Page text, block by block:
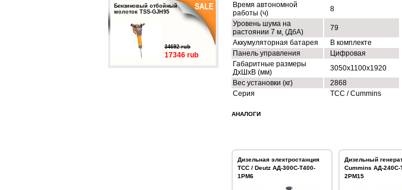
Бензиновый отбойный
молоток TSS-GJH95
34692 rub
17346 rub
Время автономной
работы (ч)
8
Уровень шума на
растоянии 7 м, (ДбА)
79
Аккумуляторная батарея
В комплекте
Панель управления
Цифровая
Габаритные размеры
ДхШхВ (мм)
3050x1100x1920
Вес установки (кг)
2868
Серия
ТСС / Cummins
АНАЛОГИ
Дизельная электростанция
ТСС / Deutz АД-300С-Т400-
1РМ6
Дизельный
Cummins АД-240С-
2РМ15